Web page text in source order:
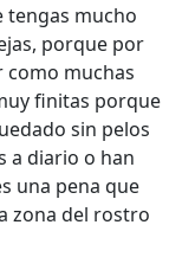
tengas mucho
porque por
muchas
finitas porque
sin pelos
a diario o han
una pena que
zona del rostro